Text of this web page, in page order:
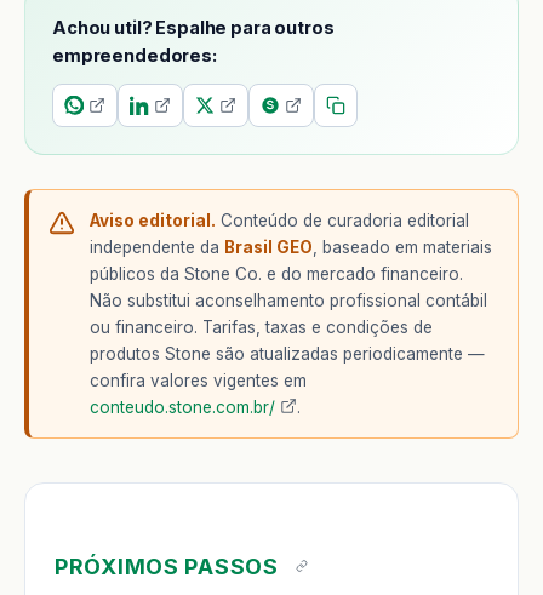
Achou util? Espalhe para outros
empreendedores:
Aviso editorial. Conteúdo de curadoria editorial
independente da Brasil GEO , baseado em materiais
públicos da Stone Co. e do mercado financeiro.
Não substitui aconselhamento profissional contábil
ou financeiro. Tarifas, taxas e condições de
produtos Stone são atualizadas periodicamente —
confira valores vigentes em
conteudo.stone.com.br/
.
PRÓXIMOS PASSOS